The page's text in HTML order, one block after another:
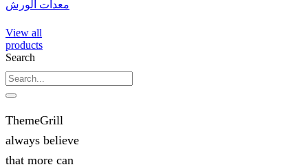
معدات الورش
View all
products
Search
Search
ThemeGrill
always believe
that more can